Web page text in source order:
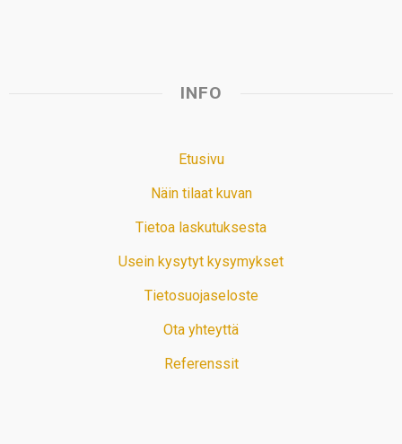
INFO
Etusivu
Näin tilaat kuvan
Tietoa laskutuksesta
Usein kysytyt kysymykset
Tietosuojaseloste
Ota yhteyttä
Referenssit